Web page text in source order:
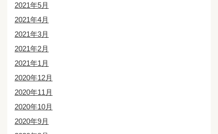
2021年5月
2021年4月
2021年3月
2021年2月
2021年1月
2020年12月
2020年11月
2020年10月
2020年9月